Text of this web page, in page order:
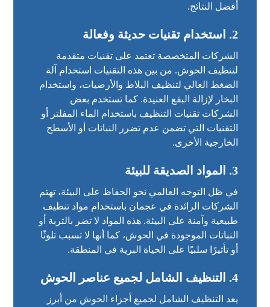
أفضل النتائج.
2. استخدام تقنيات حديثة وفعالة
الشركات المتخصصة تعتمد على تقنيات متقدمة
لتنظيف الحوش. من بين هذه التقنيات استخدام آلة
الضغط العالي لتنظيف البلاط والأرضيات، واستخدام
البخار لإزالة البقع العنيدة. كما تستخدم بعض
الشركات تقنيات التنظيف باستخدام الماء المفلتر أو
التقنيات التي تضمن عدم تضرر النباتات أو الأسطح
الخارجية الأخرى.
3. المواد الصديقة للبيئة
في ظل التوجه العالمي نحو الحفاظ على البيئة، تهتم
الشركات الرائدة في عجمان باستخدام مواد تنظيف
طبيعية وآمنة على البيئة. هذه المواد لا تضر بالتربة أو
النباتات الموجودة في الحوش، كما أنها لا تسبب تلوثًا
أو تأثيرًا سلبيًا على الحياة البرية في المنطقة.
4. التنظيف الشامل لجميع عناصر الحوش
يعد التنظيف الشامل لجميع أجزاء الحوش من أبرز